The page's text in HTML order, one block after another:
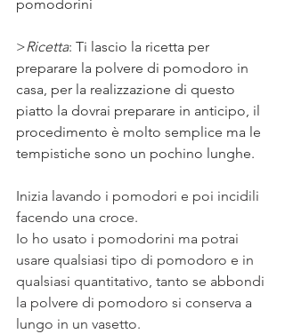
pomodorini
>Ricetta: Ti lascio la ricetta per
preparare la polvere di pomodoro in
casa, per la realizzazione di questo
piatto la dovrai preparare in anticipo, il
procedimento è molto semplice ma le
tempistiche sono un pochino lunghe.
Inizia lavando i pomodori e poi incidili
facendo una croce.
Io ho usato i pomodorini ma potrai
usare qualsiasi tipo di pomodoro e in
qualsiasi quantitativo, tanto se abbondi
la polvere di pomodoro si conserva a
lungo in un vasetto.